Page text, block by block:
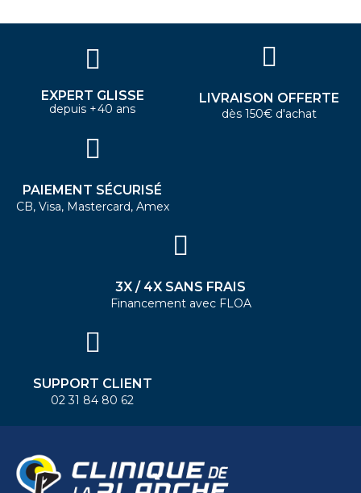
EXPERT GLISSE
depuis +40 ans
LIVRAISON OFFERTE
dès 150€ d'achat
PAIEMENT SÉCURISÉ
CB, Visa, Mastercard, Amex
3X / 4X SANS FRAIS
Financement avec FLOA
SUPPORT CLIENT
02 31 84 80 62